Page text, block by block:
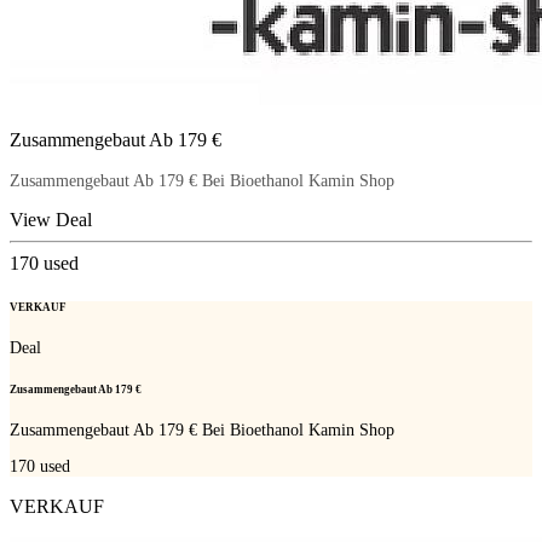
Zusammengebaut Ab 179 €
Zusammengebaut Ab 179 € Bei Bioethanol Kamin Shop
View Deal
170 used
VERKAUF
Deal
Zusammengebaut Ab 179 €
Zusammengebaut Ab 179 € Bei Bioethanol Kamin Shop
170 used
VERKAUF